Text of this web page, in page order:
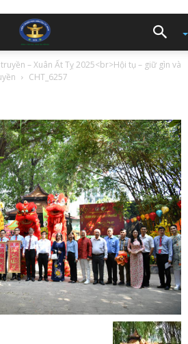
– Xuân Ất Tỵ 2025<br>Hội tụ – giữ gìn và
CHT_6257